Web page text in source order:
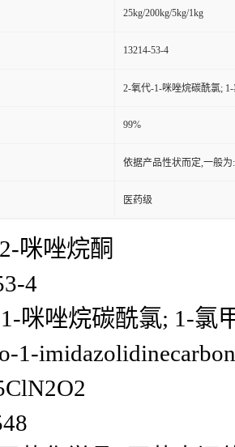
25kg/200kg/5kg/1kg
13214-53-4
2-氧代-1-咪唑烷碳酰氯;
99%
依据产品性状而定,一般
医药级
咪唑烷酮
4
咪唑烷碳酰氯; 1-氯
1-